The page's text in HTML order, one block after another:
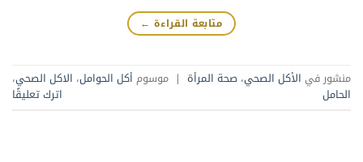
متابعة القراءة ←
منشور في الأكل الصحي، صحة المرأة | موسوم أكل الحوامل، الاكل الصحي،
الحامل
اترك تعليقًا